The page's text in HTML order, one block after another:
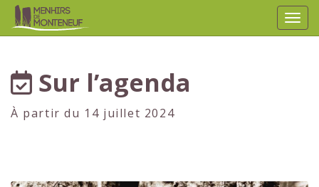
Sur l’agenda
À partir du 14 juillet 2024